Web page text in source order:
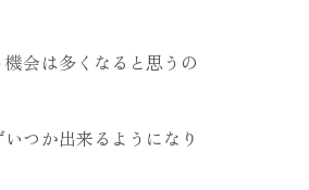
会は多くなると思うの
つか出来るようになり